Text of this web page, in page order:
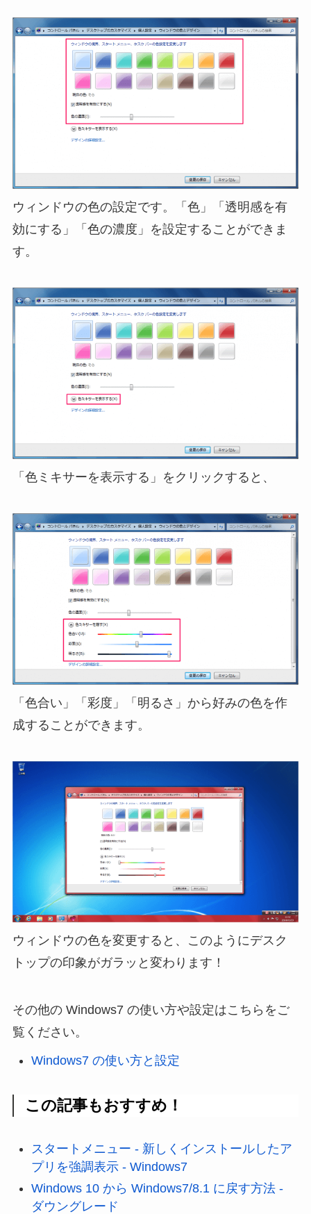
ウィンドウの色の設定です。「色」「透明感を有
効にする」「色の濃度」を設定することができま
す。
「色ミキサーを表示する」をクリックすると、
「色合い」「彩度」「明るさ」から好みの色を作
成することができます。
ウィンドウの色を変更すると、このようにデスク
トップの印象がガラッと変わります！
その他の Windows7 の使い方や設定はこちらをご
覧ください。
Windows7 の使い方と設定
この記事もおすすめ！
スタートメニュー - 新しくインストールしたア
プリを強調表示 - Windows7
Windows 10 から Windows7/8.1 に戻す方法 -
ダウングレード